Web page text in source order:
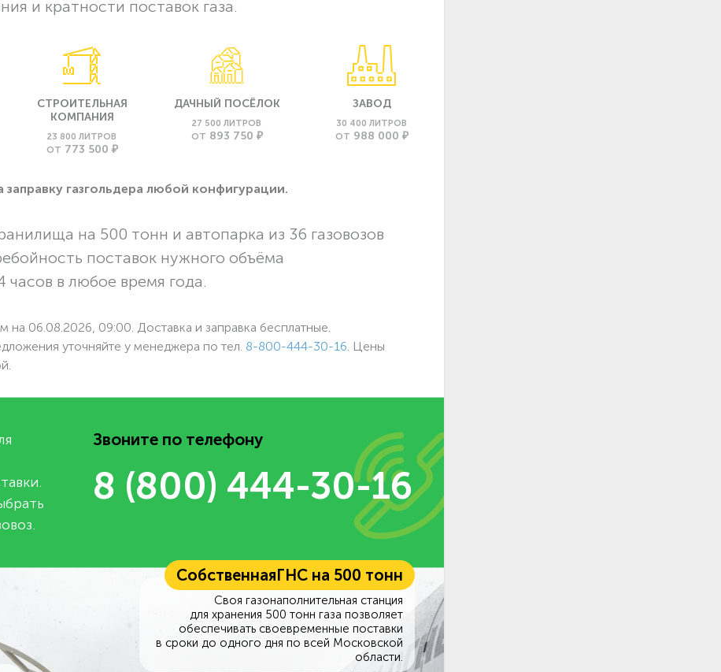
и кратности поставок газа.
СТРОИТЕЛЬНАЯ
КОМПАНИЯ
23 800 ЛИТРОВ
ОТ 773 500 ₽
ДАЧНЫЙ ПОСЁЛОК
27 500 ЛИТРОВ
ОТ 893 750 ₽
ЗАВОД
30 400 ЛИТРОВ
ОТ 988 000 ₽
заправку газгольдера любой конфигурации.
на 500 тонн и автопарка из 36 газовозов
поставок нужного объёма
часов в любое время года.
на 06.08.2026, 09:00. Доставка и заправка бесплатные.
уточняйте у менеджера по тел. 8-800-444-30-16 . Цены
Звоните по телефону
8 (800) 444-30-16
СобственнаяГНС на 500 тонн
Своя газонаполнительная станция
для хранения 500 тонн газа позволяет
обеспечивать своевременные поставки
в сроки до одного дня по всей Московской
области.